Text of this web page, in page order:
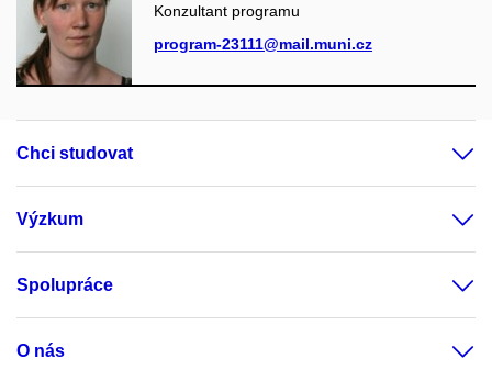
Konzultant programu
program-23111@mail.muni.cz
Chci studovat
Výzkum
Spolupráce
O nás